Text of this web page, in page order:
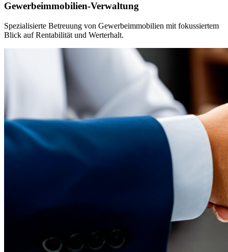
Gewerbeimmobilien-Verwaltung
Spezialisierte Betreuung von Gewerbeimmobilien mit fokussiertem
Blick auf Rentabilität und Werterhalt.